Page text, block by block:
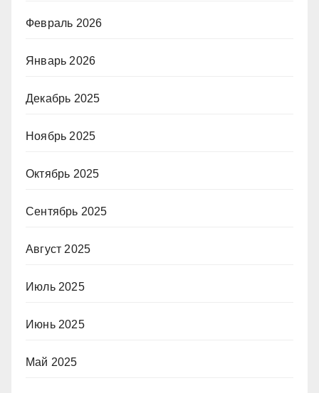
Февраль 2026
Январь 2026
Декабрь 2025
Ноябрь 2025
Октябрь 2025
Сентябрь 2025
Август 2025
Июль 2025
Июнь 2025
Май 2025